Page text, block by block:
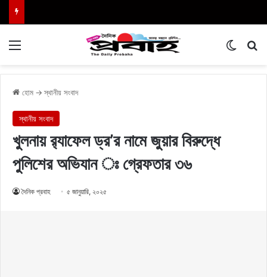
হোম → স্থানীয় সংবাদ
স্থানীয় সংবাদ
খুলনায় র‌্যাফেল ড্র’র নামে জুয়ার বিরুদ্ধে
পুলিশের অভিযান ঃ গ্রেফতার ৩৬
দৈনিক প্রবাহ ৫ জানুয়ারি, ২০২৫